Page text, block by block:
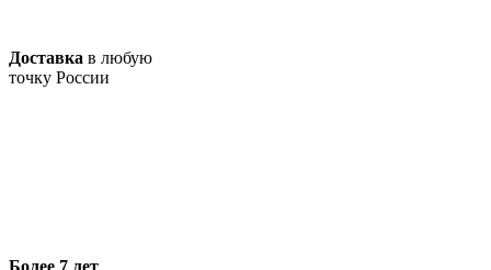
Доставка в любую
точку России
Более 7 лет